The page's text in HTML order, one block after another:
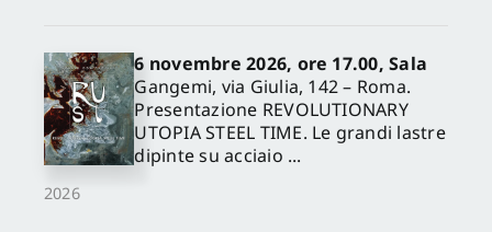
2026
6 novembre 2026, ore 17.00, Sala
Gangemi, via Giulia, 142 – Roma.
Presentazione REVOLUTIONARY
UTOPIA STEEL TIME. Le grandi lastre
dipinte su acciaio ...